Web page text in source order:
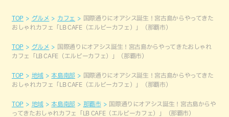
TOP グルメ カフェ
国際通りにオアシス誕生！宮古島からやってきた
おしゃれカフェ「LB CAFE（エルビーカフェ）」（那覇市）
TOP グルメ
国際通りにオアシス誕生！宮古島からやってきたおしゃれ
カフェ「LB CAFE（エルビーカフェ）」（那覇市）
TOP 地域 本島南部
国際通りにオアシス誕生！宮古島からやってきた
おしゃれカフェ「LB CAFE（エルビーカフェ）」（那覇市）
TOP 地域 本島南部 那覇市
国際通りにオアシス誕生！宮古島からや
ってきたおしゃれカフェ「LB CAFE（エルビーカフェ）」（那覇市）